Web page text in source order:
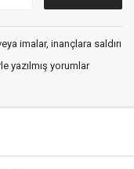
imalar, inançlara saldırı
yazılmış yorumlar